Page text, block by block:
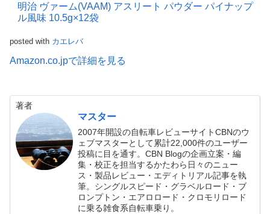
明治 ヴァーム(VAAM) アスリート パウダー パイナップ
ル風味 10.5g×12袋
posted with カエレバ
Amazon.co.jpで詳細を見る
著者
マスター
2007年開設の自転車レビューサイトCBNのウ
ェブマスターとして累計22,000件のユーザー
投稿に目を通す。CBN Blogの企画立案・編
集・校正を担当するかたわら日々のニュー
ス・製品レビュー・エディトリアル記事を執
筆。シングルスピード・グラベルロード・ブ
ロンプトン・エアロロード・クロモリロード
に乗る雑食系自転車乗り。